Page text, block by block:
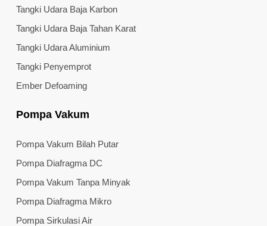
Tangki Udara Baja Karbon
Tangki Udara Baja Tahan Karat
Tangki Udara Aluminium
Tangki Penyemprot
Ember Defoaming
Pompa Vakum
Pompa Vakum Bilah Putar
Pompa Diafragma DC
Pompa Vakum Tanpa Minyak
Pompa Diafragma Mikro
Pompa Sirkulasi Air